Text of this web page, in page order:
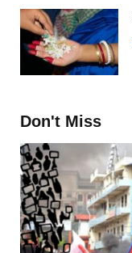
Don't Miss